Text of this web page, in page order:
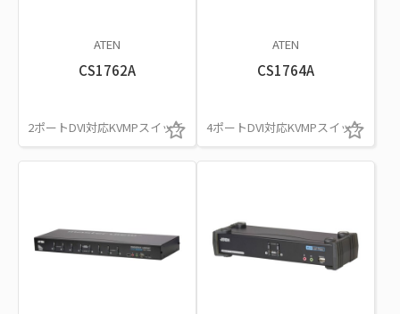
ATEN
CS1762A
2ポートDVI対応KVMPスイッチ
ATEN
CS1764A
4ポートDVI対応KVMPスイッチ